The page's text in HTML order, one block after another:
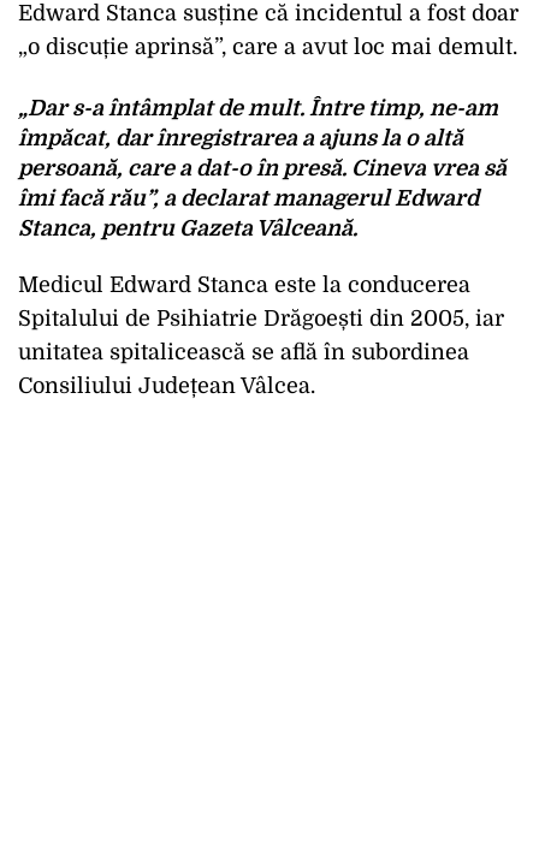
Edward Stanca susține că incidentul a fost doar
„o discuție aprinsă”, care a avut loc mai demult.
„Dar s-a întâmplat de mult. Între timp, ne-am
împăcat, dar înregistrarea a ajuns la o altă
persoană, care a dat-o în presă. Cineva vrea să
îmi facă rău”, a declarat managerul Edward
Stanca, pentru Gazeta Vâlceană.
Medicul Edward Stanca este la conducerea
Spitalului de Psihiatrie Drăgoești din 2005, iar
unitatea spitalicească se află în subordinea
Consiliului Județean Vâlcea.